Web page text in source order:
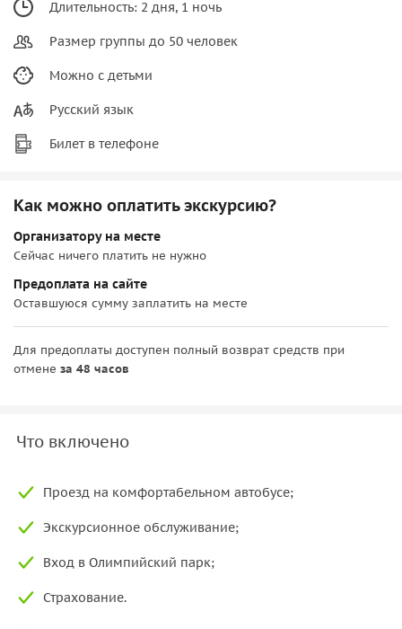
Длительность: 2 дня, 1 ночь
Размер группы до 50 человек
Можно с детьми
Русский язык
Билет в телефоне
Как можно оплатить экскурсию?
Организатору на месте
Сейчас ничего платить не нужно
Предоплата на сайте
Оставшуюся сумму заплатить на месте
Для предоплаты доступен полный возврат средств при
отмене за 48 часов
Что включено
Проезд на комфортабельном автобусе;
Экскурсионное обслуживание;
Вход в Олимпийский парк;
Страхование.